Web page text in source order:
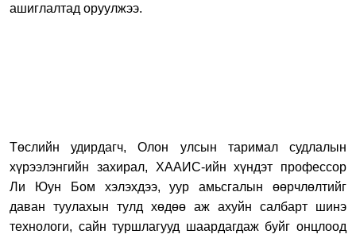
ашиглалтад оруулжээ.
Төслийн удирдагч, Олон улсын таримал судлалын
хүрээлэнгийн захирал, ХААИС-ийн хүндэт профессор
Ли Юун Бом хэлэхдээ, уур амьсгалын өөрчлөлтийг
даван туулахын тулд хөдөө аж ахуйн салбарт шинэ
технологи, сайн туршлагууд шаардагдаж буйг онцлоод